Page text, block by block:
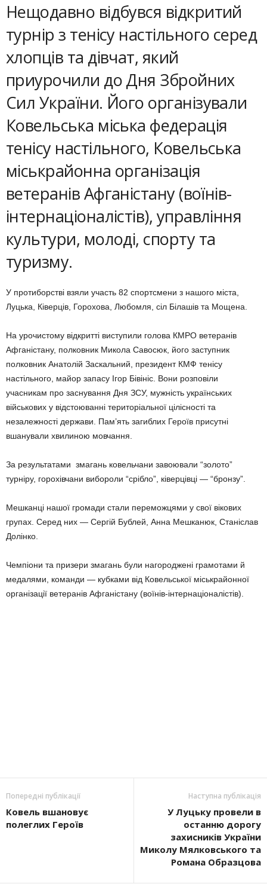
Нещодавно відбувся відкритий
турнір з тенісу настільного серед
хлопців та дівчат, який
приурочили до Дня Збройних
Сил України. Його організували
Ковельська міська федерація
тенісу настільного, Ковельська
міськрайонна організація
ветеранів Афганістану (воїнів-
інтернаціоналістів), управління
культури, молоді, спорту та
туризму.
У протиборстві взяли участь 82 спортсмени з нашого міста,
Луцька, Ківерців, Горохова, Любомля, сіл Білашів та Мощена.
На урочистому відкритті виступили голова КМРО ветеранів
Афганістану, полковник Микола Савосюк, його заступник
полковник Анатолій Заскальний, президент КМФ тенісу
настільного, майор запасу Ігор Бівініс. Вони розповіли
учасникам про заснування Дня ЗСУ, мужність українських
військових у відстоюванні територіальної цілісності та
незалежності держави. Пам’ять загиблих Героїв присутні
вшанували хвилиною мовчання.
За результатами змагань ковельчани завоювали “золото”
турніру, горохівчани вибороли “срібло”, ківерцівці — “бронзу”.
Мешканці нашої громади стали переможцями у свої вікових
групах. Серед них — Сергій Бублей, Анна Мешканюк, Станіслав
Долінко.
Чемпіони та призери змагань були нагороджені грамотами й
медалями, команди — кубками від Ковельської міськрайонної
організації ветеранів Афганістану (воїнів-інтернаціоналістів).
Попередні публікації
Ковель вшановує
полеглих Героїв
Наступна публікація
У Луцьку провели в
останню дорогу
захисників України
Миколу Мялковського та
Романа Образцова